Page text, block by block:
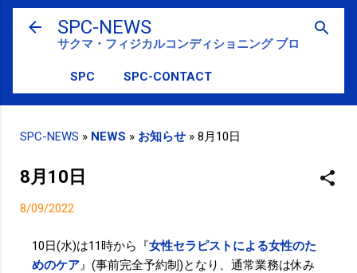
スキップしてメイン コンテンツに移動
SPC-NEWS
サクマ・フィジカルコンディショニング ブログ
SPC SPC-CONTACT
SPC-NEWS » NEWS » お知らせ » 8月10日
8月10日
8/09/2022
10日(水)は11時から『女性セラピストによる女性のた
めのケア 』(事前完全予約制)となり、通常業務は休み